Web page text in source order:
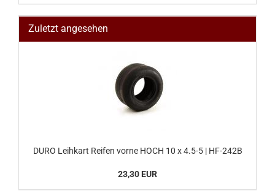
Zuletzt angesehen
DURO Leihkart Reifen vorne HOCH 10 x 4.5-5 | HF-242B
23,30 EUR